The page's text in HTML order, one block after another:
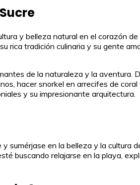
y belleza natural en el corazón
rica tradición culinaria y su gente
de la naturaleza y la aventura.
hacer snorkel en arrecifes de
y su impresionante arquitectura.
sumérjase en la belleza y la cultura
buscando relajarse en la playa,